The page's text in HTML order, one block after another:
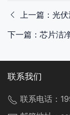
上一篇：光伏洁净车间
联系我们
联系电话：